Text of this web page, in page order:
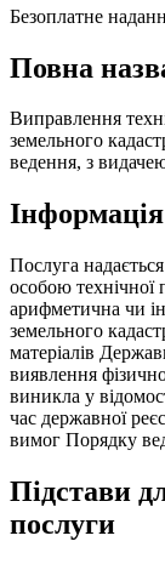
Безоплатне
Повна
Виправлення
земельного
ведення, з
Послуга
особою технічної
арифметична чи
земельного
матеріалів
виявлення
виникла у
час державної
вимог Порядку
Підстави
послуги